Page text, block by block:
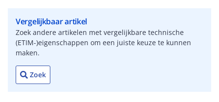
Vergelijkbaar artikel
Zoek andere artikelen met vergelijkbare technische
(ETIM-)eigenschappen om een juiste keuze te kunnen
maken.
Zoek